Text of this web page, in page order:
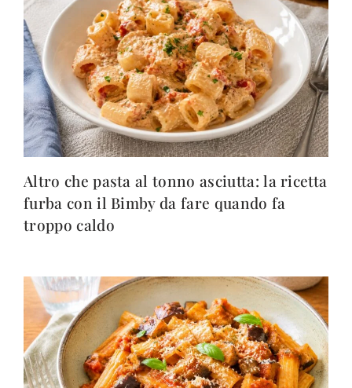
Altro che pasta al tonno asciutta: la ricetta
furba con il Bimby da fare quando fa
troppo caldo